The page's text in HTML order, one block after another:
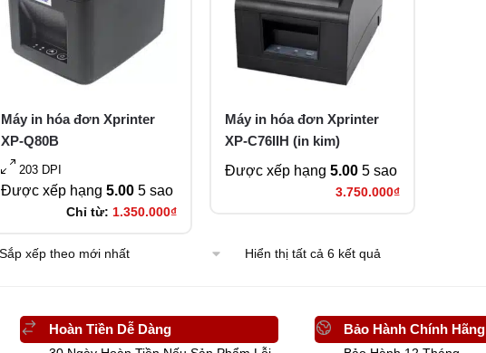
Máy in hóa đơn Xprinter
XP-Q80B
203 DPI
Được xếp hạng5.00 5 sao
Chỉ từ: 1.350.000₫
Máy in hóa đơn Xprinter
XP-C76IIH (in kim)
Được xếp hạng5.00 5 sao
3.750.000₫
Hiển thị tất cả 6 kết quả
Hoàn Tiền Dễ Dàng Bảo Hành Chính Hãng